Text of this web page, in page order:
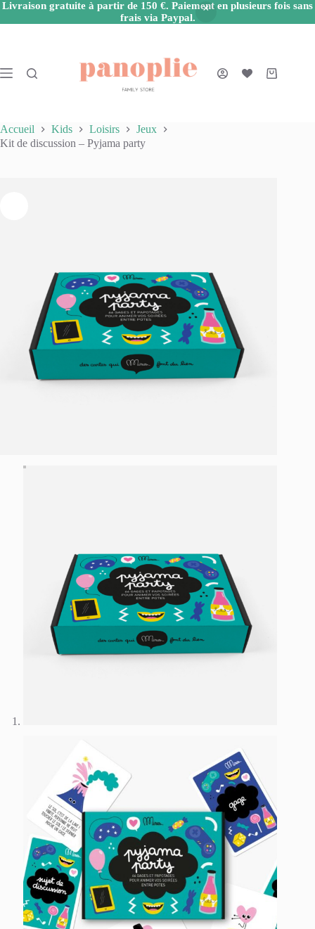
Livraison gratuite à partir de 150 €. Paiement en plusieurs fois sans
frais via Paypal.
Panier
Accueil Kids Loisirs
Jeux
Kit de discussion – Pyjama party